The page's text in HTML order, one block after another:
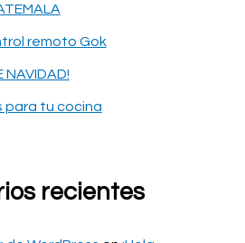
remoto Gok
NAVIDAD!
para tu cocina
recientes